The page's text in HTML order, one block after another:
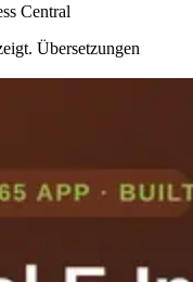
Central
Übersetzungen